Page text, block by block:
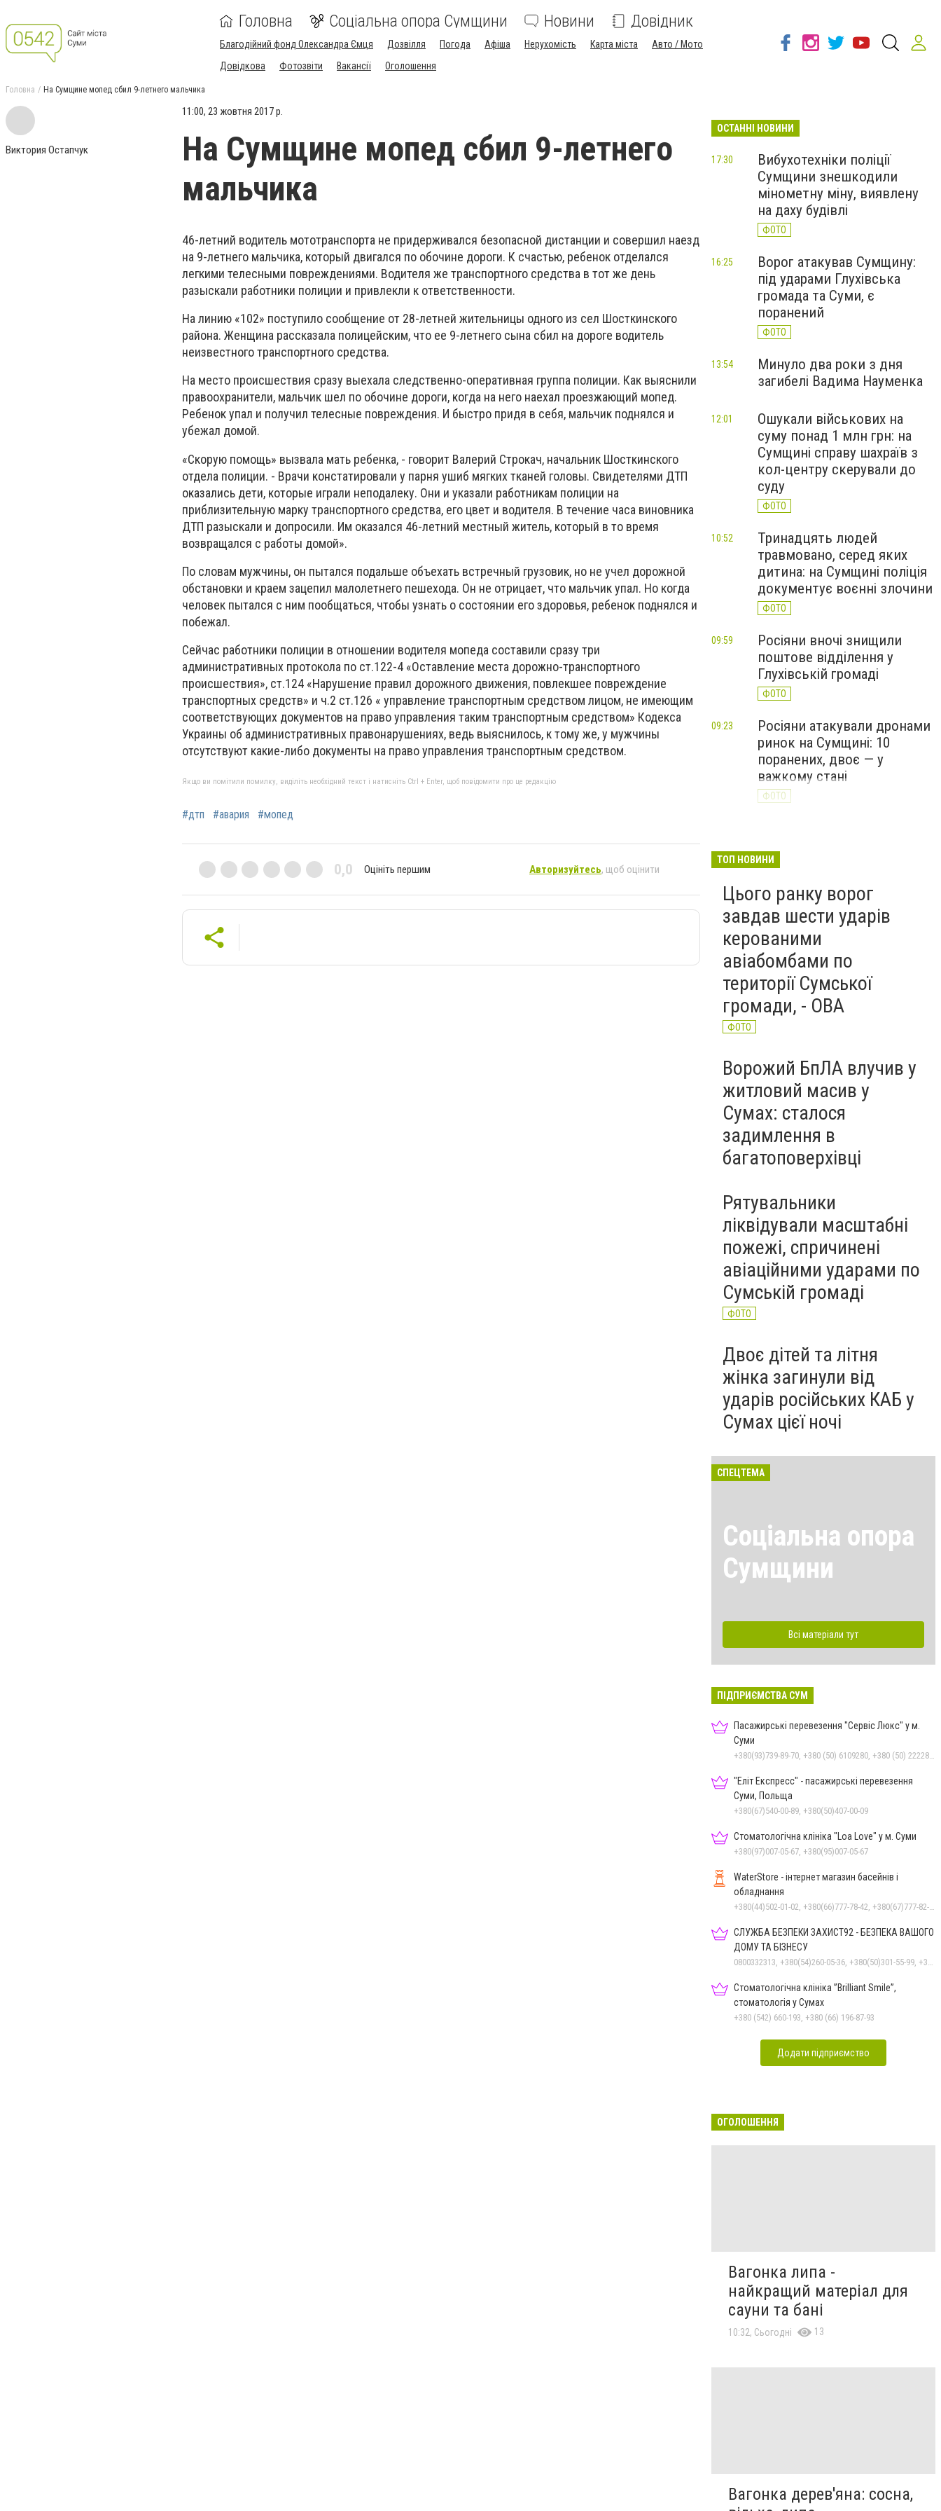
Головна Соціальна опора Сумщини Новини Довідник
Благодійний фонд Олександра Ємця Дозвілля Погода Афіша Нерухомість Карта міста
Авто / Мото
Довідкова
Фотозвіти Вакансії Оголошення
Головна На Сумщине мопед сбил 9-летнего мальчика
Виктория Остапчук
11:00, 23 жовтня 2017 р.
На Сумщине мопед сбил 9-летнего
мальчика
46-летний водитель мототранспорта не придерживался безопасной дистанции и совершил наезд
на 9-летнего мальчика, который двигался по обочине дороги. К счастью, ребенок отделался
легкими телесными повреждениями. Водителя же транспортного средства в тот же день
разыскали работники полиции и привлекли к ответственности.
На линию «102» поступило сообщение от 28-летней жительницы одного из сел Шосткинского
района. Женщина рассказала полицейским, что ее 9-летнего сына сбил на дороге водитель
неизвестного транспортного средства.
На место происшествия сразу выехала следственно-оперативная группа полиции. Как выяснили
правоохранители, мальчик шел по обочине дороги, когда на него наехал проезжающий мопед.
Ребенок упал и получил телесные повреждения. И быстро придя в себя, мальчик поднялся и
убежал домой.
«Скорую помощь» вызвала мать ребенка, - говорит Валерий Строкач, начальник Шосткинского
отдела полиции. - Врачи констатировали у парня ушиб мягких тканей головы. Свидетелями ДТП
оказались дети, которые играли неподалеку. Они и указали работникам полиции на
приблизительную марку транспортного средства, его цвет и водителя. В течение часа виновника
ДТП разыскали и допросили. Им оказался 46-летний местный житель, который в то время
возвращался с работы домой».
По словам мужчины, он пытался подальше объехать встречный грузовик, но не учел дорожной
обстановки и краем зацепил малолетнего пешехода. Он не отрицает, что мальчик упал. Но когда
человек пытался с ним пообщаться, чтобы узнать о состоянии его здоровья, ребенок поднялся и
побежал.
Сейчас работники полиции в отношении водителя мопеда составили сразу три
административных протокола по ст.122-4 «Оставление места дорожно-транспортного
происшествия», ст.124 «Нарушение правил дорожного движения, повлекшее повреждение
транспортных средств» и ч.2 ст.126 « управление транспортным средством лицом, не имеющим
соответствующих документов на право управления таким транспортным средством» Кодекса
Украины об административных правонарушениях, ведь выяснилось, к тому же, у мужчины
отсутствуют какие-либо документы на право управления транспортным средством.
Якщо ви помітили помилку, виділіть необхідний текст і натисніть Ctrl + Enter, щоб повідомити про це редакцію
#дтп #авария #мопед
0,0 Оцініть першим Авторизуйтесь, щоб оцінити
ОСТАННІ НОВИНИ
Вибухотехніки поліції
Сумщини знешкодили
мінометну міну, виявлену
на даху будівлі
ФОТО
17:30
Ворог атакував Сумщину:
під ударами Глухівська
громада та Суми, є
поранений
ФОТО
16:25
Минуло два роки з дня
загибелі Вадима Науменка
13:54
Ошукали військових на
суму понад 1 млн грн: на
Сумщині справу шахраїв з
кол-центру скерували до
суду
ФОТО
12:01
Тринадцять людей
травмовано, серед яких
дитина: на Сумщині поліція
документує воєнні злочини
ФОТО
10:52
Росіяни вночі знищили
поштове відділення у
Глухівській громаді
ФОТО
09:59
Росіяни атакували дронами
ринок на Сумщині: 10
поранених, двоє — у
важкому стані
ФОТО
09:23
передали 24 помпові
ТОП НОВИНИ
Цього ранку ворог
завдав шести ударів
керованими
авіабомбами по
території Сумської
громади, - ОВА
ФОТО
Ворожий БпЛА влучив у
житловий масив у
Сумах: сталося
задимлення в
багатоповерхівці
Рятувальники
ліквідували масштабні
пожежі, спричинені
авіаційними ударами по
Сумській громаді
ФОТО
Двоє дітей та літня
жінка загинули від
ударів російських КАБ у
Сумах цієї ночі
СПЕЦТЕМА
Соціальна опора
Сумщини
Всі матеріали тут
ПІДПРИЄМСТВА СУМ
Пасажирські перевезення "Сервіс Люкс" у м.
Суми
"Еліт Експресс" - пасажирські перевезення
Суми, Польща
+380(67)540-00-89, +380(50)407-00-09
Стоматологічна клініка "Loa Love" у м. Суми
+380(97)007-05-67, +380(95)007-05-67
WaterStore - інтернет магазин басейнів і
обладнання
СЛУЖБА БЕЗПЕКИ ЗАХИСТ92 - БЕЗПЕКА ВАШОГО
ДОМУ ТА БІЗНЕСУ
Стоматологічна клініка ”Brilliant Smile”,
стоматологія у Сумах
+380 (542) 660-193, +380 (66) 196-87-93
Додати підприємство
ОГОЛОШЕННЯ
Вагонка липа -
найкращий матеріал для
сауни та бані
10:32, Сьогодні 13
Вагонка дерев'яна: сосна,